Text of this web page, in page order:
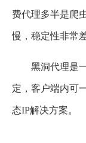
费代理多半是爬
慢，稳定性非常
黑洞代理是
定，客户端内可
态IP解决方案。